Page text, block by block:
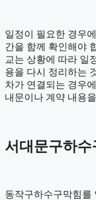
일정이 필요한 경우
간을 함께 확인해야
교는 상황에 따라 일
용을 다시 정리하는
차가 연결되는 경우
내문이나 계약 내용
서대문구하수
동작구하수구막힘를